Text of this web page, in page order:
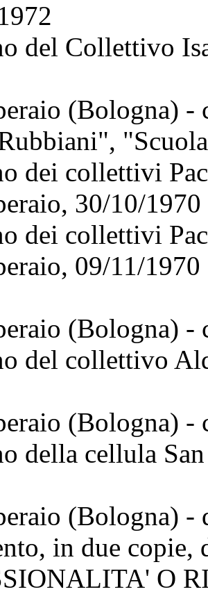
del Collettivo
(Bologna)
dei collettivi
30/10/1970
dei collettivi
09/11/1970
(Bologna)
del collettivo
(Bologna) -
della cellula
(Bologna) -
in due copie,
O